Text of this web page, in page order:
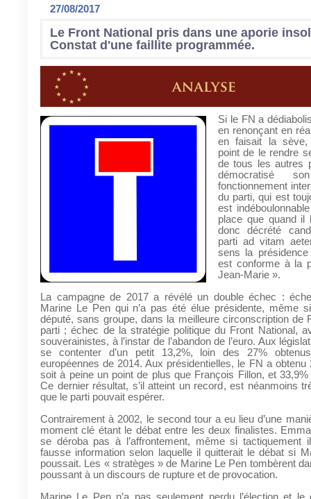
27/08/2017
Le Front National pris dans une aporie
Constat d'une faillite programmée.
Si le FN a
en renonçant en
en faisait la sève,
point de le rendre
de tous les autres
démocratisé
fonctionnement
du parti, qui est
est
place que quand il
donc décrété
parti ad vitam
sens la
est conforme à la
Jean-Marie ».
La campagne de 2017 a révélé un double échec :
Marine Le Pen qui n’a pas été élue présidente, même
député, sans groupe, dans la meilleure circonscription de
parti ; échec de la stratégie politique du Front National,
souverainistes, à l’instar de l’abandon de l’euro. Aux
se contenter d’un petit 13,2%, loin des 27%
européennes de 2014. Aux présidentielles, le FN a obtenu
soit à peine un point de plus que François Fillon, et
Ce dernier résultat, s’il atteint un record, est néanmoins
que le parti pouvait espérer.
Contrairement à 2002, le second tour a eu lieu d’une
moment clé étant le débat entre les deux finalistes.
se déroba pas à l’affrontement, même si tactiquement
fausse information selon laquelle il quitterait le débat si
poussait. Les « stratèges » de Marine Le Pen tombèrent
poussant à un discours de rupture et de provocation.